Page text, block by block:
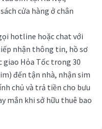
cửa hàng ở chân
hotline hoặc chat với
nhận thông tin, hồ sơ
giao Hỏa Tốc trong 30
đến tận nhà, nhận sim
chủ và trả tiền cho bưu
mắn khi sở hữu thuê bao